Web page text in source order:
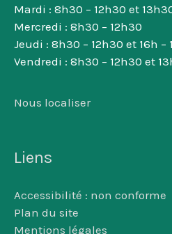
Mardi : 8h30 – 12h30 et
Mercredi : 8h30 – 12h30
Jeudi : 8h30 – 12h30 et 16h –
Vendredi : 8h30 – 12h30 et
Nous localiser
Liens
Accessibilité : non conforme
Plan du site
Mentions légales